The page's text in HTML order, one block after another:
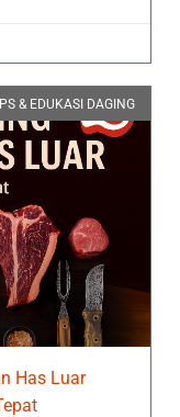
& EDUKASI DAGING
Has Luar